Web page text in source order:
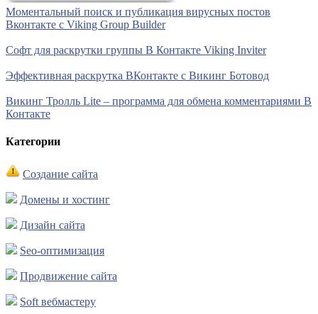
Моментальный поиск и публикация вирусных постов
Вконтакте с Viking Group Builder
Софт для раскрутки группы В Контакте Viking Inviter
Эффективная раскрутка ВКонтакте с Викинг Ботовод
Викинг Тролль Lite – программа для обмена комментариями В
Контакте
Категории
Создание сайта
Домены и хостинг
Дизайн сайта
Seo-оптимизация
Продвижение сайта
Soft вебмастеру